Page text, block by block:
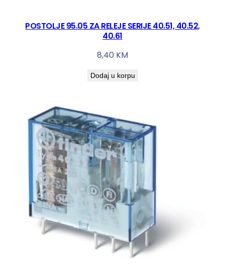
POSTOLJE 95.05 ZA RELEJE SERIJE 40.51, 40.52,
40.61
8,40 KM
Dodaj u korpu